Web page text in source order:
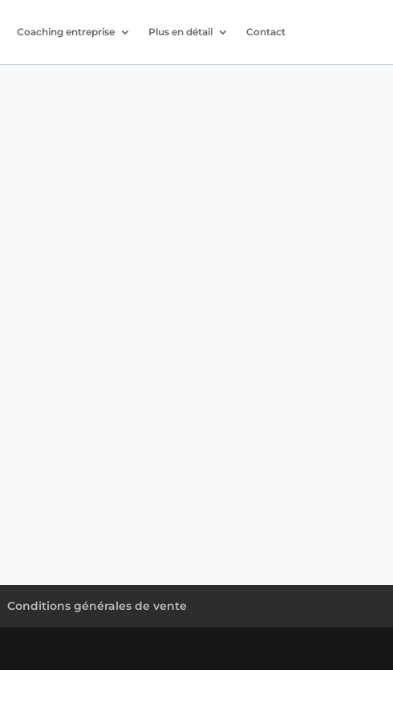
Coaching entreprise Plus en détail Contact
Conditions générales de vente